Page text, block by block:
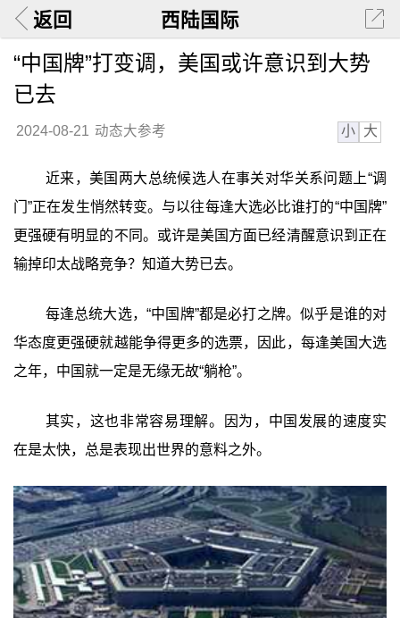
返回 西陆国际
“中国牌”打变调，美国或许意识到大势
已去
2024-08-21 动态大参考 小 大
近来，美国两大总统候选人在事关对华关系问题上“调
门”正在发生悄然转变。与以往每逢大选必比谁打的“中国牌”
更强硬有明显的不同。或许是美国方面已经清醒意识到正在
输掉印太战略竞争？知道大势已去。
每逢总统大选，“中国牌”都是必打之牌。似乎是谁的对
华态度更强硬就越能争得更多的选票，因此，每逢美国大选
之年，中国就一定是无缘无故“躺枪”。
其实，这也非常容易理解。因为，中国发展的速度实
在是太快，总是表现出世界的意料之外。